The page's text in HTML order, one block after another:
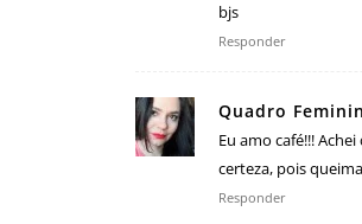
bjs
Responder
Quadro
Eu amo café!!!
certeza, pois
Responder